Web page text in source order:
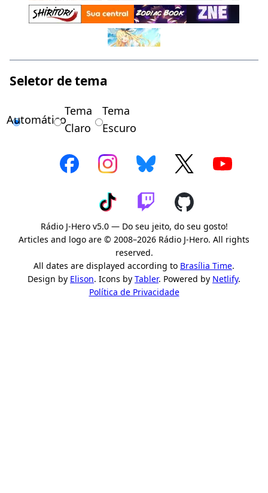
Seletor de tema
Automático
Tema
Claro
Tema
Escuro
Rádio J-Hero v5.0 — Do seu jeito, do seu gosto!
Articles and logo are © 2008–2026 Rádio J-Hero. All rights
reserved.
All dates are displayed according to Brasília Time.
Design by Elison. Icons by Tabler. Powered by Netlify.
Política de Privacidade